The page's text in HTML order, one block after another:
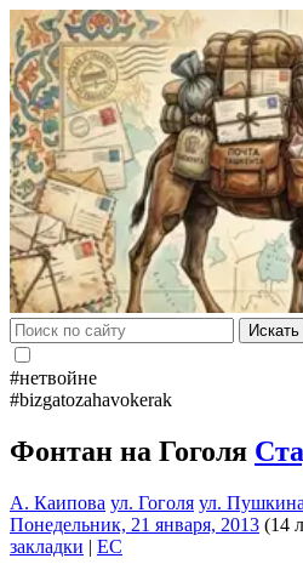
Искать
#нетвойне
#bizgatozahavokerak
Фонтан на Гоголя
А. Каипова ул. Гоголя ул. Пушкина
Понедельник, 21 января, 2013 (14
закладки | EC